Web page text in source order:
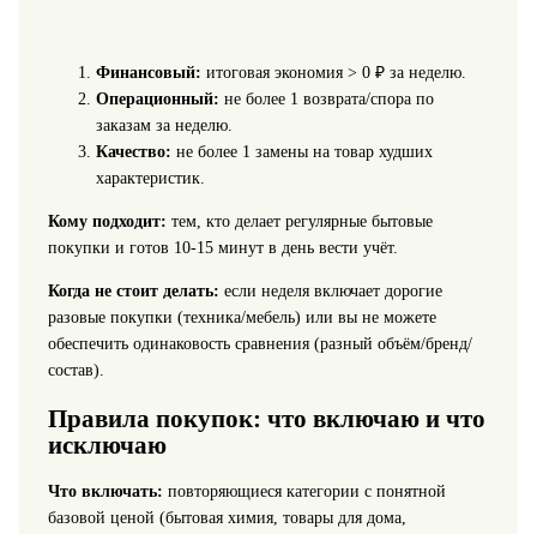
Финансовый: итоговая экономия > 0 ₽ за неделю.
Операционный: не более 1 возврата/спора по
заказам за неделю.
Качество: не более 1 замены на товар худших
характеристик.
Кому подходит: тем, кто делает регулярные бытовые
покупки и готов 10-15 минут в день вести учёт.
Когда не стоит делать: если неделя включает дорогие
разовые покупки (техника/мебель) или вы не можете
обеспечить одинаковость сравнения (разный объём/бренд/
состав).
Правила покупок: что включаю и что
исключаю
Что включать: повторяющиеся категории с понятной
базовой ценой (бытовая химия, товары для дома,